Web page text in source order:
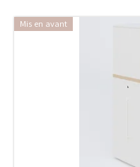
Mis en avant